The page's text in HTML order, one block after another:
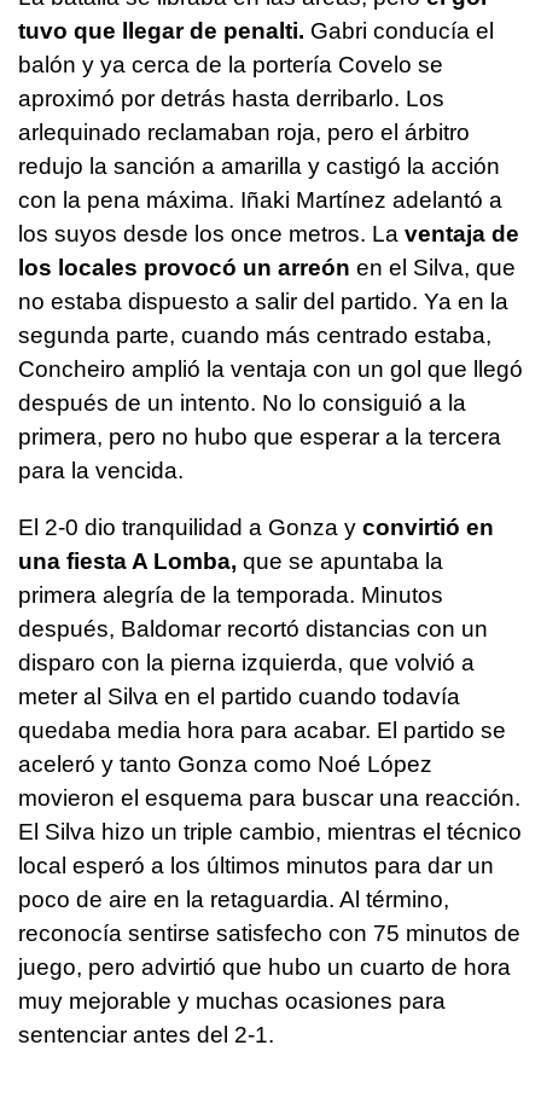
tuvo que llegar de penalti. Gabri conducía el
balón y ya cerca de la portería Covelo se
aproximó por detrás hasta derribarlo. Los
arlequinado reclamaban roja, pero el árbitro
redujo la sanción a amarilla y castigó la acción
con la pena máxima. Iñaki Martínez adelantó a
los suyos desde los once metros. La ventaja de
los locales provocó un arreón en el Silva, que
no estaba dispuesto a salir del partido. Ya en la
segunda parte, cuando más centrado estaba,
Concheiro amplió la ventaja con un gol que llegó
después de un intento. No lo consiguió a la
primera, pero no hubo que esperar a la tercera
para la vencida.
El 2-0 dio tranquilidad a Gonza y convirtió en
una fiesta A Lomba, que se apuntaba la
primera alegría de la temporada. Minutos
después, Baldomar recortó distancias con un
disparo con la pierna izquierda, que volvió a
meter al Silva en el partido cuando todavía
quedaba media hora para acabar. El partido se
aceleró y tanto Gonza como Noé López
movieron el esquema para buscar una reacción.
El Silva hizo un triple cambio, mientras el técnico
local esperó a los últimos minutos para dar un
poco de aire en la retaguardia. Al término,
reconocía sentirse satisfecho con 75 minutos de
juego, pero advirtió que hubo un cuarto de hora
muy mejorable y muchas ocasiones para
sentenciar antes del 2-1.